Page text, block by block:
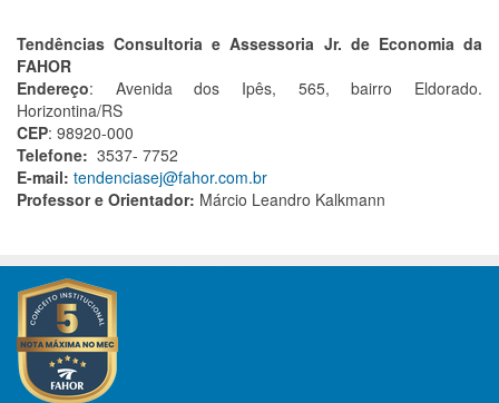
Tendências Consultoria e Assessoria Jr. de Economia da
FAHOR
Endereço: Avenida dos Ipês, 565, bairro Eldorado.
Horizontina/RS
CEP: 98920-000
Telefone: 3537- 7752
E-mail: tendenciasej@fahor.com.br
Professor e Orientador: Márcio Leandro Kalkmann